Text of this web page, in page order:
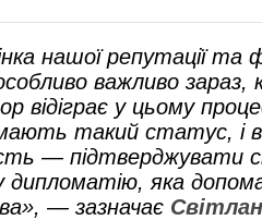
нашої репутації та
важливо
відіграє у цьому
мають такий статус, і
— підтверджувати
дипломатію, яка
, — зазначає